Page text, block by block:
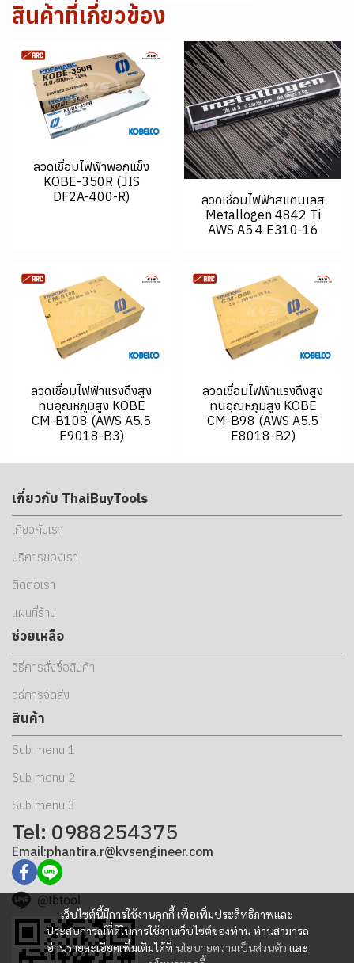
สินค้าที่เกี่ยวข้อง
ลวดเชื่อมไฟฟ้าพอกแข็ง
KOBE-350R (JIS
DF2A-400-R)
ลวดเชื่อมไฟฟ้าสแตนเลส
Metallogen 4842 Ti
AWS A5.4 E310-16
ลวดเชื่อมไฟฟ้าแรงดึงสูง
ทนอุณหภูมิสูง KOBE
CM-B108 (AWS A5.5
E9018-B3)
ลวดเชื่อมไฟฟ้าแรงดึงสูง
ทนอุณหภูมิสูง KOBE
CM-B98 (AWS A5.5
E8018-B2)
เว็บไซต์นี้มีการใช้งานคุกกี้ เพื่อเพิ่มประสิทธิภาพและ
ประสบการณ์ที่ดีในการใช้งานเว็บไซต์ของท่าน ท่านสามารถ
อ่านรายละเอียดเพิ่มเติมได้ที่ นโยบายความเป็นส่วนตัว และ
เกี่ยวกับ ThaiBuyTools
เกี่ยวกับเรา
บริการของเรา
ติดต่อเรา
แผนที่ร้าน
ช่วยเหลือ
วิธีการสั่งซื้อสินค้า
วิธีการจัดส่ง
สินค้า
Sub menu 1
Sub menu 2
Sub menu 3
Tel: 0988254375
Email:phantira.r@kvsengineer.com
@tbtool